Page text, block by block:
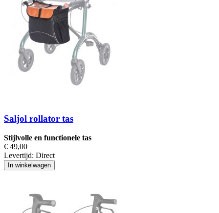
Saljol rollator tas
Stijlvolle en functionele tas
€ 49,00
Levertijd: Direct
In winkelwagen